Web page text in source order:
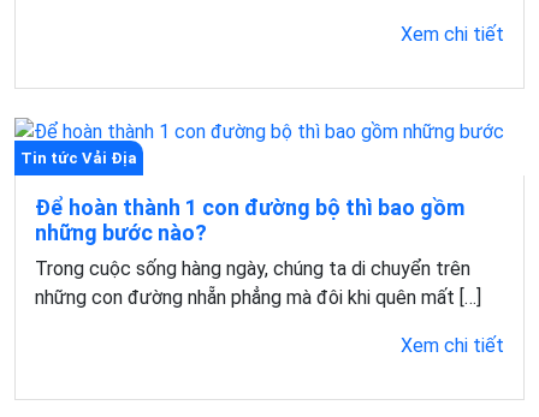
Xem chi tiết
Tin tức Vải Địa
Để hoàn thành 1 con đường bộ thì bao gồm
những bước nào?
Trong cuộc sống hàng ngày, chúng ta di chuyển trên
những con đường nhẵn phẳng mà đôi khi quên mất […]
Xem chi tiết